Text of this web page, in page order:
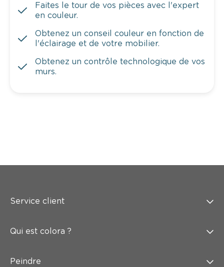
Faites le tour de vos pièces avec l'expert
en couleur.
Obtenez un conseil couleur en fonction de
l'éclairage et de votre mobilier.
Obtenez un contrôle technologique de vos
murs.
Service client
Qui est colora ?
Peindre